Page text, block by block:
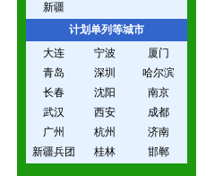
新疆
计划单列等城市
大连
宁波
厦门
青岛
深圳
哈尔滨
长春
沈阳
南京
武汉
西安
成都
广州
杭州
济南
新疆兵团
桂林 邯郸